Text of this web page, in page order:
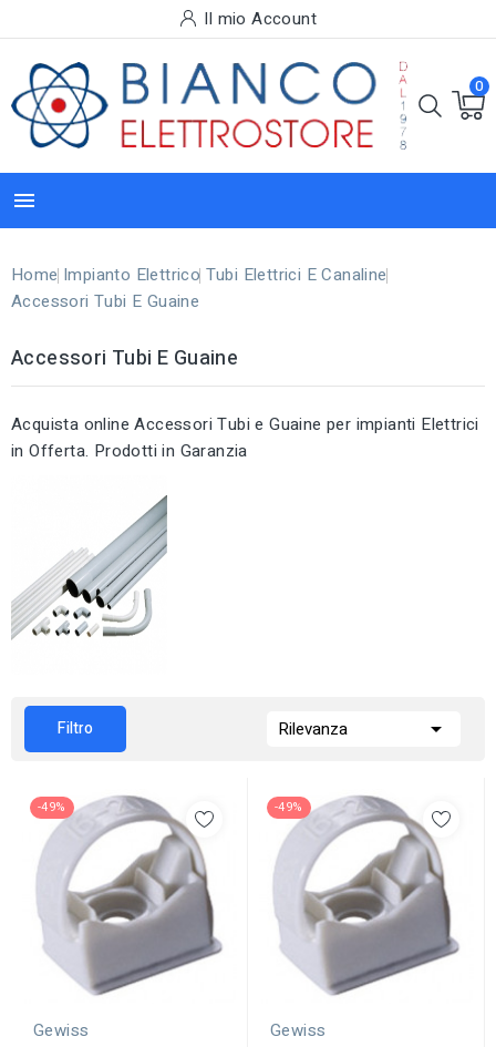
Il mio Account
0

Home Impianto Elettrico Tubi Elettrici E Canaline
Accessori Tubi E Guaine
Accessori Tubi E Guaine
Acquista online Accessori Tubi e Guaine per impianti Elettrici
in Offerta. Prodotti in Garanzia
Filtro Rilevanza 
-49%
Gewiss
-49%
Gewiss